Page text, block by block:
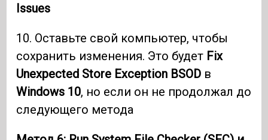
Issues
10. Оставьте свой компьютер, чтобы
сохранить изменения. Это будет Fix
Unexpected Store Exception BSOD в
Windows 10, но если он не продолжал до
следующего метода